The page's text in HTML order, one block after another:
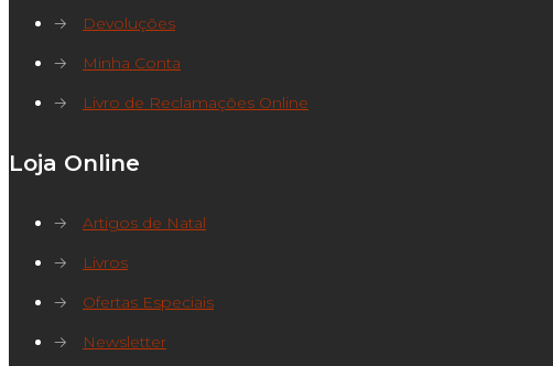
→
Devoluções
→
Minha Conta
→
Livro de Reclamações Online
Loja Online
→
Artigos de Natal
→
Livros
→
Ofertas Especiais
→
Newsletter